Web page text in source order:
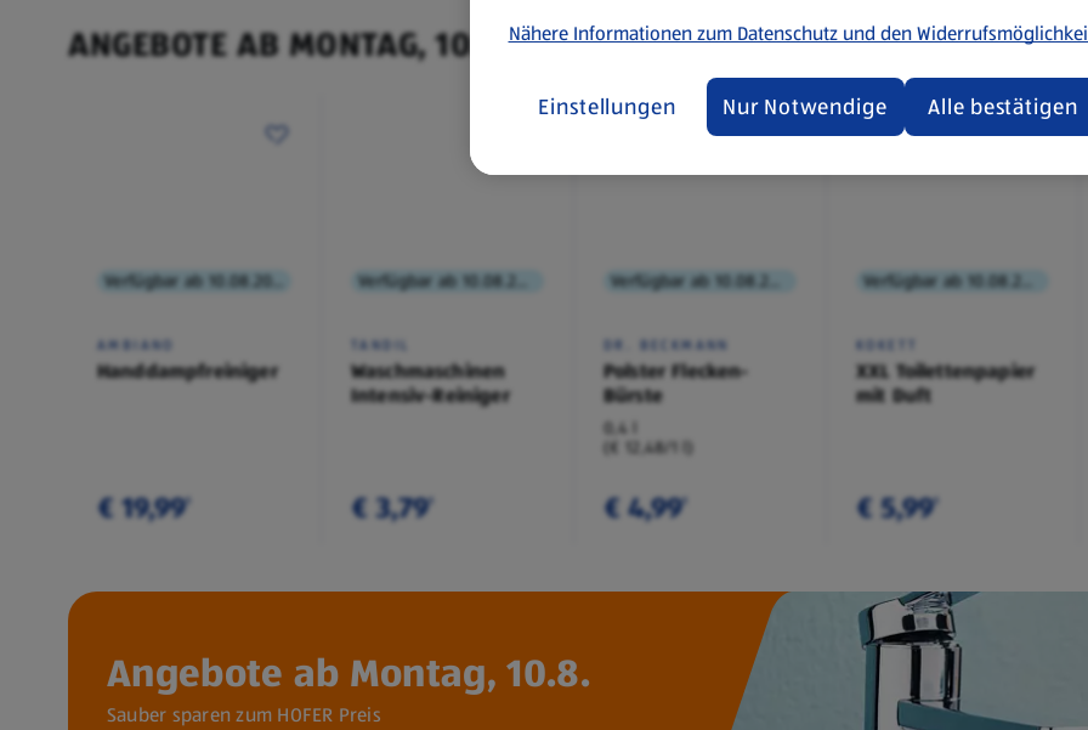
ANGEBOTE AB MONTAG, 10.8.
AMBIANO
Handdampfreiniger
€ 19,99¹
TANDIL
Waschmaschinen
Intensiv-Reiniger
€ 3,79¹
DR. BECKMANN
Polster Flecken-
Bürste
0,4 l
(€ 12,48/1 l)
€ 4,99¹
KOKETT
XXL Toilettenpapier
mit Duft
€ 5,99¹
Angebote ab Montag, 10.8.
Sauber sparen zum HOFER Preis
Nähere Informationen zum Datenschutz und den
Einstellungen Nur Notwendige Alle bestätigen